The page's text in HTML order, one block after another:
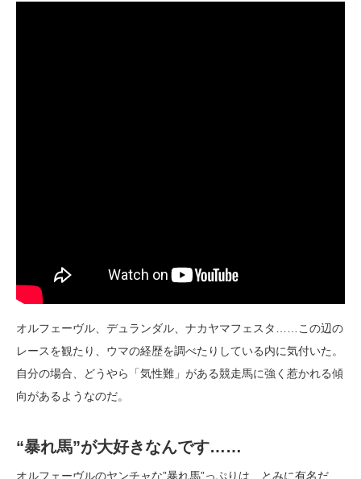
オルフェーヴル、デュランダル、ナカヤマフェスタ……この辺の
レースを観たり、ウマの経歴を調べたりしている内に気付いた。
自分の場合、どうやら「気性難」がある競走馬に強く惹かれる傾
向があるようなのだ。
“暴れ馬”が大好きなんです……
オルフェーヴルのヤンチャな”暴れ馬”っぷりは、とみに有名だ